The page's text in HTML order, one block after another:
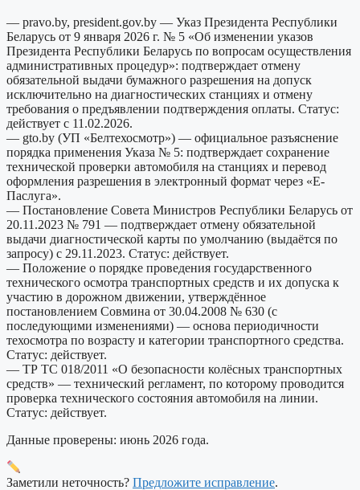
— pravo.by, president.gov.by — Указ Президента Республики
Беларусь от 9 января 2026 г. № 5 «Об изменении указов
Президента Республики Беларусь по вопросам осуществления
административных процедур»: подтверждает отмену
обязательной выдачи бумажного разрешения на допуск
исключительно на диагностических станциях и отмену
требования о предъявлении подтверждения оплаты. Статус:
действует с 11.02.2026.
— gto.by (УП «Белтехосмотр») — официальное разъяснение
порядка применения Указа № 5: подтверждает сохранение
технической проверки автомобиля на станциях и перевод
оформления разрешения в электронный формат через «Е-
Паслуга».
— Постановление Совета Министров Республики Беларусь от
20.11.2023 № 791 — подтверждает отмену обязательной
выдачи диагностической карты по умолчанию (выдаётся по
запросу) с 29.11.2023. Статус: действует.
— Положение о порядке проведения государственного
технического осмотра транспортных средств и их допуска к
участию в дорожном движении, утверждённое
постановлением Совмина от 30.04.2008 № 630 (с
последующими изменениями) — основа периодичности
техосмотра по возрасту и категории транспортного средства.
Статус: действует.
— ТР ТС 018/2011 «О безопасности колёсных транспортных
средств» — технический регламент, по которому проводится
проверка технического состояния автомобиля на линии.
Статус: действует.
Данные проверены: июнь 2026 года.
Заметили неточность? Предложите исправление.